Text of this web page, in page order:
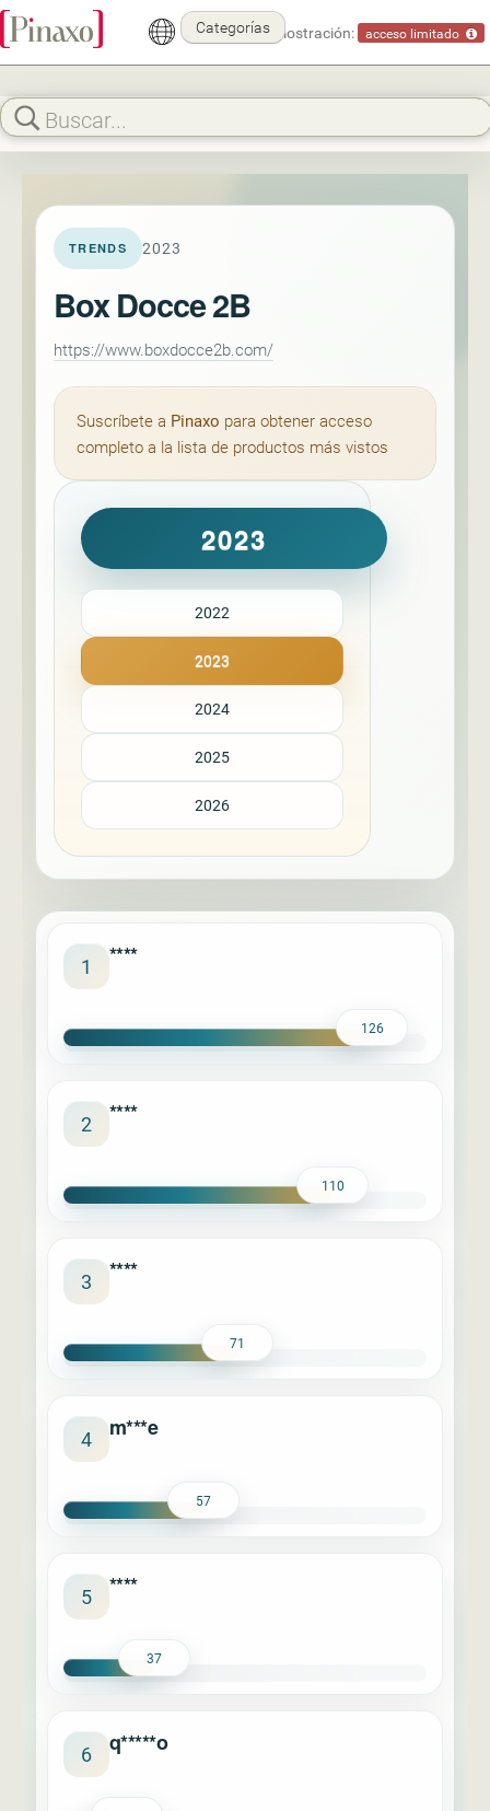
Modo demostración: acceso limitado
Categorías
TRENDS 2023
Box Docce 2B
https://www.boxdocce2b.com/
Suscríbete a Pinaxo para obtener acceso
completo a la lista de productos más vistos
2023
2022
2023
2024
2025
2026
1 ****
126
2 ****
110
3 ****
71
4 m***e
57
5 ****
37
6 q*****o